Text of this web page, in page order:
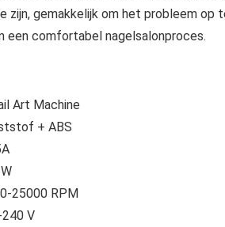
gemakkelijk om het probleem op
een comfortabel nagelsalonproces.
Art Machine
+ ABS
25000 RPM
240 V